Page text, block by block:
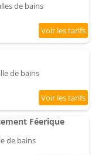
de bains
de bains
Féerique
de bains